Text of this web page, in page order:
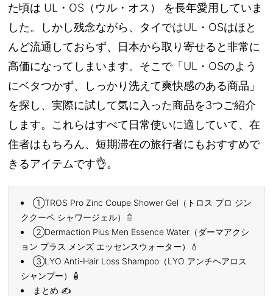
た頃は UL・OS（ウル・オス）
を長年愛用していま
した。しかし残念ながら、タイではUL・OSはほと
んど流通しておらず、日本から取り寄せると非常に
高価になってしまいます。そこで「UL・OSのよう
にベタつかず、しっかり洗えて爽快感のある商品」
を探し、実際に試して気に入った商品を3つご紹介
します。これらはすべて日常使いに適していて、在
住者はもちろん、短期滞在の旅行者にもおすすめで
きるアイテムです👌。
①TROS Pro Zinc Coupe Shower Gel（トロス プロ ジン
ククーペ シャワージェル）🚿
②Dermaction Plus Men Essence Water（ダーマアクシ
ョン プラス メンズ エッセンスウォーター）💧
③LYO Anti-Hair Loss Shampoo（LYO アンチヘアロス
シャンプー）🧴
まとめ ✍️